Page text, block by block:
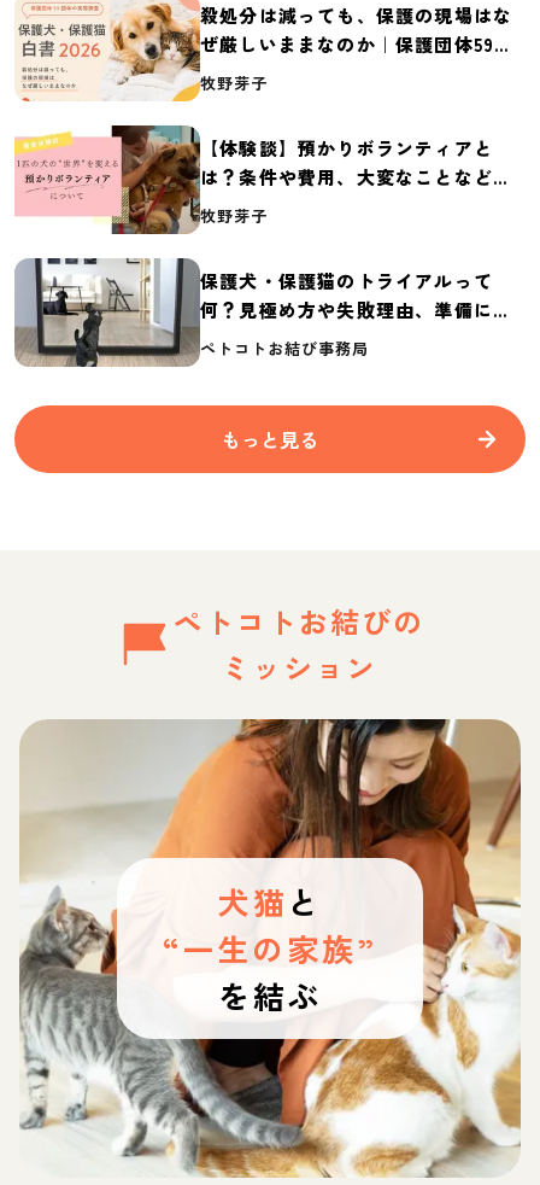
殺処分は減っても、保護の現場はな
ぜ厳しいままなのか｜保護団体59団
体の実態調査【保護犬・保護猫白書
牧野芽子
【体験談】預かりボランティアと
は？条件や費用、大変なことなど紹
介
牧野芽子
保護犬・保護猫のトライアルって
何？見極め方や失敗理由、準備に必
要なものを紹介
ペトコトお結び事務局
もっと見る
ペトコトお結びの
ミッション
犬猫 と
“一生の家族”
を結ぶ